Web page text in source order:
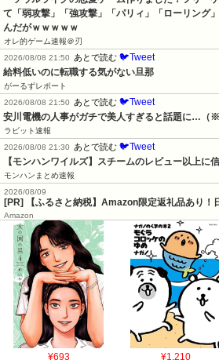
て「弱攻撃」「強攻撃」「パリィ」「ローリング
んだがｗｗｗｗｗ
オレ的ゲーム速報＠刃
2026/08/08 21:50
あとで読む 🐦Tweet
給料低いのに転職する気がない旦那
がーるずレポート
2026/08/08 21:50
あとで読む 🐦Tweet
安川電機の人事がガチで美人すぎると話題に…（※
ラビット速報
2026/08/08 21:30
あとで読む 🐦Tweet
【モンハンワイルズ】スチームのレビュー以上に
モンハンまとめ速報
2026/08/09
[PR] 【ふるさと納税】Amazon限定返礼品あり！
Amazon
¥693 ¥1,210